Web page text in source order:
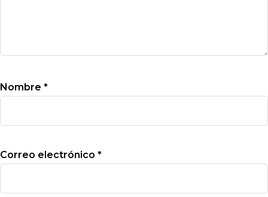
Nombre *
Correo electrónico *